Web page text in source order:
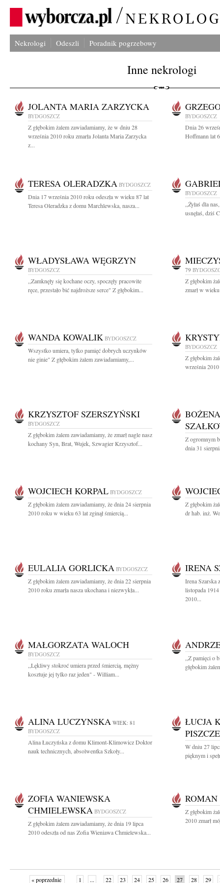
Nekrologi Odeszli Poradnik pogrzebowy
Inne nekrologi
JOLANTA MARIA ZARZYCKA
BYDGOSZCZ
Z głębokim żalem zawiadamiamy, że w dniu 28
września 2010 roku zmarła Jolanta Maria Zarzycka
z...
BYDGOSZCZ
Dnia 26
Hoffmann lat
TERESA OLERADZKA BYDGOSZCZ
Dnia 17 września 2010 roku odeszła w wieku 87 lat
Teresa Oleradzka z domu Marchlewska, nasza...
BYDGOSZCZ
,,Żyłaś dla
usnęłaś, dziś
WŁADYSŁAWA WĘGRZYN
BYDGOSZCZ
,,Zamknęły się kochane oczy, spoczęły pracowite
ręce, przestało bić najdroższe serce" Z głębokim...
79
Z głębokim
zmarł w
WANDA KOWALIK BYDGOSZCZ
Wszystko umiera, tylko pamięć dobrych uczynków
nie ginie" Z głębokim żalem zawiadamiamy,...
BYDGOSZCZ
Z głębokim
września
KRZYSZTOF SZERSZYŃSKI
BYDGOSZCZ
Z głębokim żalem zawiadamiamy, że zmarł nagle nasz
kochany Syn, Brat, Wujek, Szwagier Krzysztof...
Z ogromnym
dnia 31
WOJCIECH KORPAL BYDGOSZCZ
Z głębokim żalem zawiadamiamy, że dnia 24 sierpnia
2010 roku w wieku 63 lat zginął śmiercią...
Z głębokim
dr hab. inż.
EULALIA GORLICKA BYDGOSZCZ
Z głębokim żalem zawiadamiamy, że dnia 22 sierpnia
2010 roku zmarła nasza ukochana i niezwykła...
IRENA
Irena Szarska
listopada
2010...
MAŁGORZATA WALOCH
BYDGOSZCZ
,,Lękliwy stokroć umiera przed śmiercią, mężny
kosztuje jej tylko raz jeden" - William...
,,Z pamięci o
głębokim
ALINA LUCZYNSKA WIEK: 81
BYDGOSZCZ
Alina Łuczyńska z domu Klimont-Klimowicz Doktor
nauk technicznych, absolwentka Szkoły...
ŁUCJA
W dniu 27
pięknym i
ZOFIA WANIEWSKA
CHMIELEWSKA BYDGOSZCZ
Z głębokim żalem zawiadamiamy, że dnia 19 lipca
2010 odeszła od nas Zofia Wieniawa Chmielewska...
ROMAN
Z głębokim
2010 zmarł
« poprzednie 1 ... 22 23 24 25 26 27 28 29